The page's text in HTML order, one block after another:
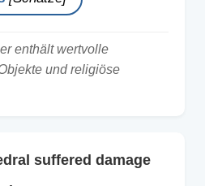
enthält wertvolle
und religiöse
suffered damage